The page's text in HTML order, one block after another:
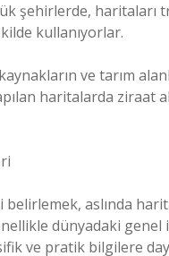
şehirlerde,
kullanıyorlar.
ve tarım
haritalarda ziraat
aslında
dünyadaki genel
ve pratik bilgilere